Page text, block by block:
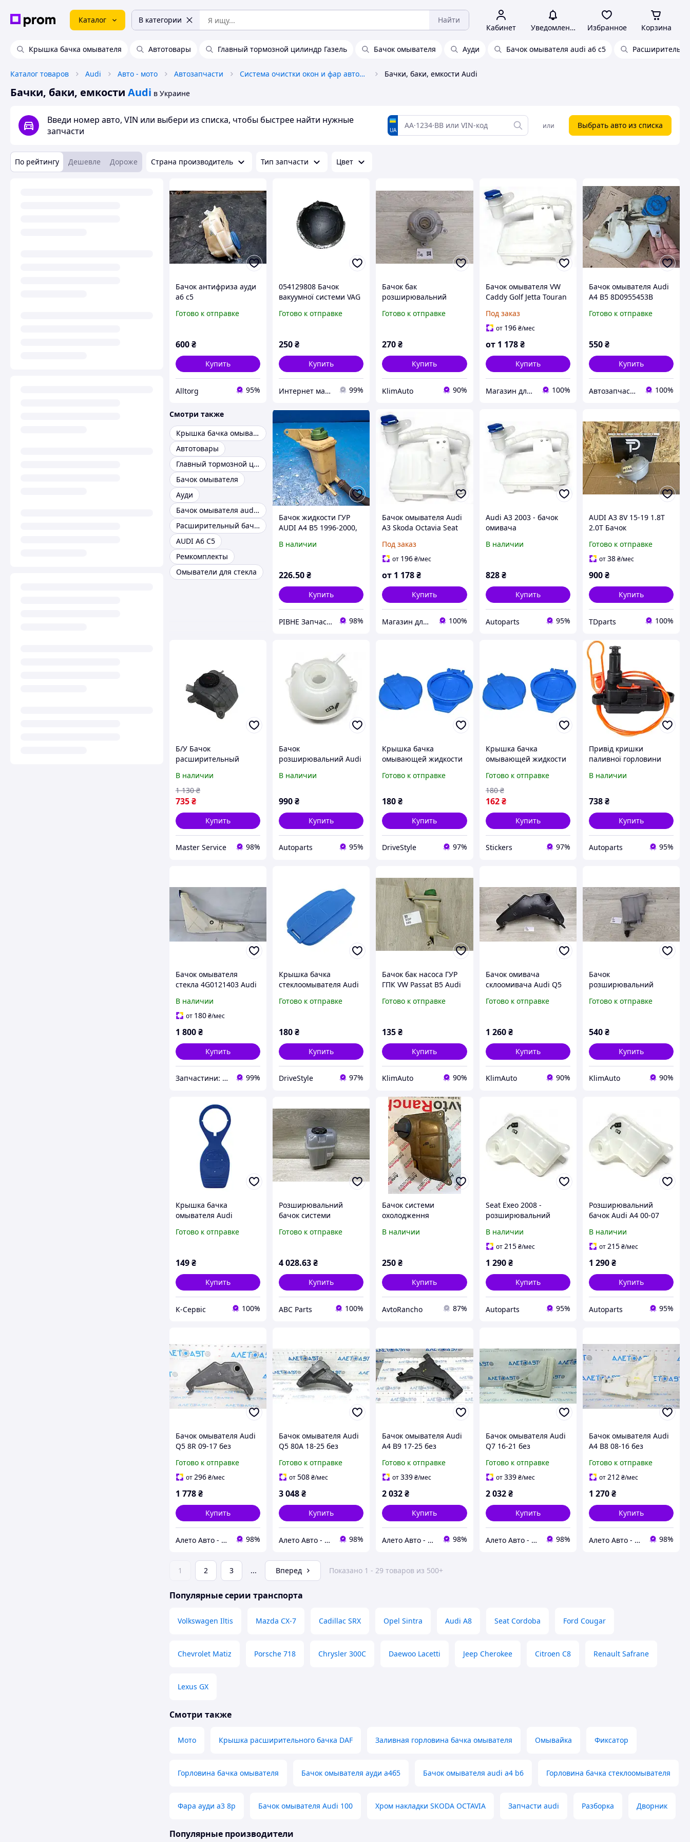
Каталог В категории Найти
Кабинет Уведомления Избранное Корзина
Крышка бачка омывателя Автотовары Главный тормозной цилиндр Газель Бачок омывателя Ауди Бачок омывателя audi a6 c5
Каталог товаров Audi Авто - мото Автозапчасти Система очистки окон и фар автомобиля Бачки, баки, емкости Audi
Бачки, баки, емкости Audi в Украине
Введи номер авто, VIN или выбери из списка, чтобы быстрее найти нужные
запчасти
UA или Выбрать авто из списка
По рейтингу Дешевле Дороже Страна производитель Тип запчасти Цвет
Бачок антифриза ауди
а6 с5
Готово к отправке
600₴
Купить
Alltorg 95%
054129808 Бачок
вакуумної системи VAG
Готово к отправке
250₴
Купить
Интернет магазин "Avtorazborka1654" 99%
Бачок бак
розширювальний
Audi A3 8V VW Tiguan 2
Готово к отправке
270₴
Купить
KlimAuto 90%
Бачок омывателя VW
Caddy Golf Jetta Touran
Под заказ
от 196 ₴/мес
от 1 178 ₴
Купить
Магазин для профессионалов 100%
Бачок омывателя Audi
A4 B5 8D0955453B
Готово к отправке
550₴
Купить
Автозапчастини м. Суми 100%
Смотри также
Крышка бачка омывателя
Автотовары
Главный тормозной цилиндр Газель
Бачок омывателя
Ауди
Бачок омывателя audi a6 c5
Расширительный бачок ауди а6 с5
AUDI A6 C5
Ремкомплекты
Омыватели для стекла
Бачок жидкости ГУР
AUDI A4 B5 1996-2000,
PASSAT B5 1996-2000,
В наличии
226.50₴
Купить
РІВНЕ Запчастини 98%
Бачок омывателя Audi
A3 Skoda Octavia Seat
Под заказ
от 196₴/мес
от 1 178₴
Купить
Магазин для профессионалов 100%
Audi A3 2003 - бачок
омивача
В наличии
828 ₴
Купить
Autoparts 95%
AUDI A3 8V 15-19 1.8T
2.0T Бачок
системи охолодження
Готово к отправке
от38₴/мес
900₴
Купить
TDparts 100%
Б/У Бачок
расширительный
23-, Audi Q3 18-, Skoda
Octavia A8 20-
В наличии
735₴
1 130 ₴
Купить
Master Service 98%
Бачок
розширювальний Audi
В наличии
990₴
Купить
Autoparts 95%
Крышка бачка
омывающей жидкости
Готово к отправке
180₴
Купить
DriveStyle 97%
Крышка бачка
омывающей жидкости
Готово к отправке
162 ₴
180 ₴
Купить
Stickers 97%
Привід кришки
паливної горловини
В наличии
738₴
Купить
Autoparts 95%
Бачок омывателя
стекла 4G0121403 Audi
TFSI
В наличии
от 180₴/мес
1 800₴
Купить
Запчастини: 0505243073 та обладнання: 0669705589 99%
Крышка бачка
стеклоомывателя Audi
A5, S4, S5, RS4, RS5 и
Готово к отправке
180₴
Купить
DriveStyle 97%
Бачок бак насоса ГУР
ГПК VW Passat B5 Audi
Готово к отправке
135₴
Купить
KlimAuto 90%
Бачок омивача
склоомивача Audi Q5
8R0955453D Деф.
Готово к отправке
1 260 ₴
Купить
KlimAuto 90%
Бачок
розширювальний
системи охолодження
Готово к отправке
540₴
Купить
KlimAuto 90%
Крышка бачка
омывателя Audi
Готово к отправке
149₴
Купить
К-Сервіс 100%
Розширювальний
бачок системи
Audi A5 F5 / S5 F5 / Audi
Готово к отправке
4 028.63₴
Купить
ABC Parts 100%
Бачок системи
охолодження
Passat B5 Audi A4 B5
В наличии
250₴
Купить
AvtoRancho 87%
Seat Exeo 2008 -
розширювальний
В наличии
от215 ₴/мес
1 290 ₴
Купить
Autoparts 95%
Розширювальний
бачок Audi A4 00-07
В наличии
от215₴/мес
1 290₴
Купить
Autoparts 95%
Бачок омывателя Audi
Q5 8R 09-17 без
датчика 8R0955453B
Готово к отправке
от296₴/мес
1 778₴
Купить
Алето Авто - запчасти на авто из США 98%
Бачок омывателя Audi
Q5 80A 18-25 без
фильтра 80A955453C
Готово к отправке
от508₴/мес
3 048₴
Купить
Алето Авто - запчасти на авто из США 98%
Бачок омывателя Audi
A4 B9 17-25 без
8W0955453K
Готово к отправке
от339₴/мес
2 032₴
Купить
Алето Авто - запчасти на авто из США 98%
Бачок омывателя Audi
Q7 16-21 без
4M0955453G
Готово к отправке
от339 ₴/мес
2 032 ₴
Купить
Алето Авто - запчасти на авто из США 98%
Бачок омывателя Audi
A4 B8 08-16 без
датчика 8T0955453A
Готово к отправке
от212₴/мес
1 270₴
Купить
Алето Авто - запчасти на авто из США 98%
1 2 3 ... Вперед Показано 1 - 29 товаров из 500+
Популярные серии транспорта
Volkswagen Iltis Mazda CX-7 Cadillac SRX Opel Sintra Audi A8 Seat Cordoba Ford Cougar
Chevrolet Matiz Porsche 718 Chrysler 300C Daewoo Lacetti Jeep Cherokee Citroen C8 Renault Safrane
Lexus GX
Смотри также
Мото Крышка расширительного бачка DAF Заливная горловина бачка омывателя Омывайка Фиксатор
Горловина бачка омывателя Бачок омывателя ауди а4б5 Бачок омывателя audi a4 b6 Горловина бачка стеклоомывателя
Фара ауди а3 8p Бачок омывателя Audi 100 Хром накладки SKODA OCTAVIA Запчасти audi Разборка Дворник
Популярные производители